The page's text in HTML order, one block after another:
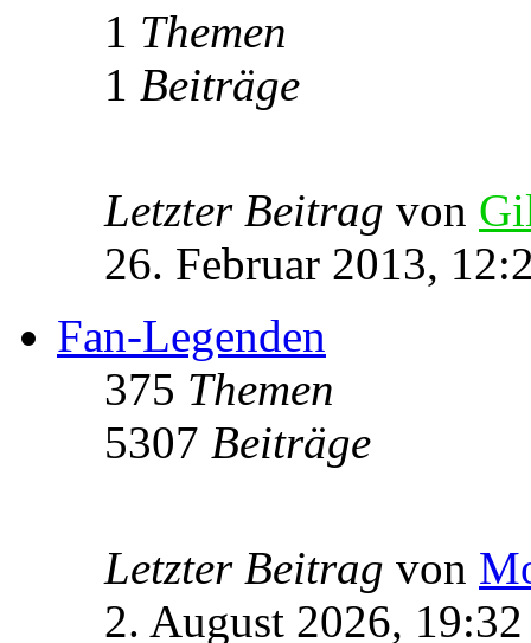
1 Themen
1 Beiträge
Letzter Beitrag von
26. Februar 2013,
Fan-Legenden
375 Themen
5307 Beiträge
Letzter Beitrag von
2. August 2026, 19:32